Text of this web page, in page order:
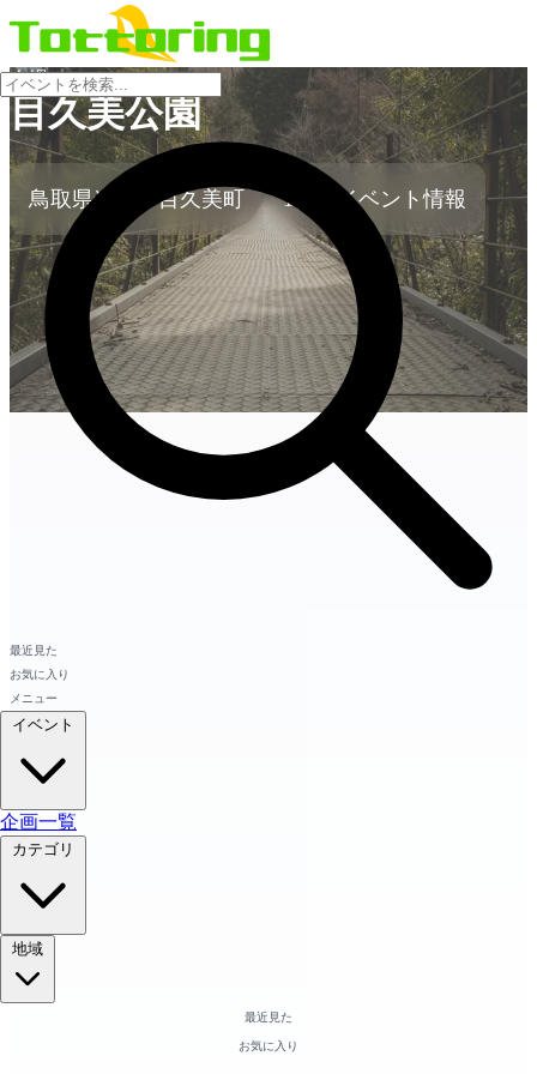
最近見た
お気に入り
メニュー
企画一覧
最近見た
お気に入り
no-image
会場
目久美公園
鳥取県米子市目久美町 1件のイベント情報